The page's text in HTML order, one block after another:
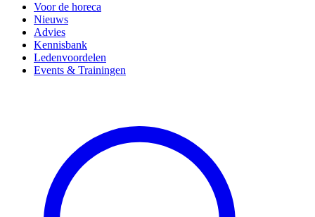
Voor de horeca
Nieuws
Advies
Kennisbank
Ledenvoordelen
Events & Trainingen